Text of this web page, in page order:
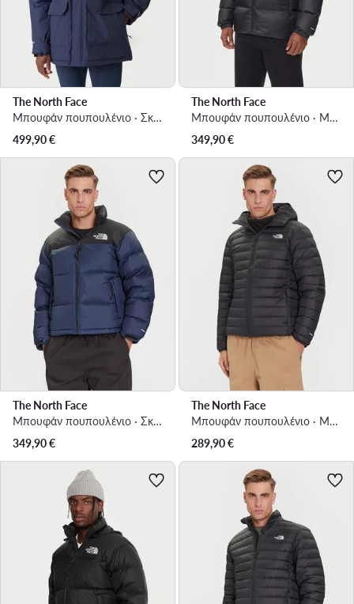
The North Face
Μπουφάν πουπουλένιο · Σκούρο μπλε
499,90€
The North Face
Μπουφάν πουπουλένιο · Μαύρο
349,90€
The North Face
Μπουφάν πουπουλένιο · Σκούρο μπλε
349,90€
The North Face
Μπουφάν πουπουλένιο · Μαύρο
289,90€